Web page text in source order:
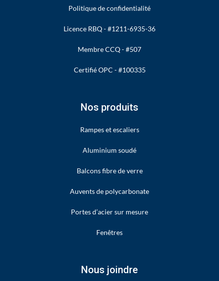
Politique de confidentialité
Licence RBQ - #1211-6935-36
Membre CCQ - #507
Certifié OPC - #100335
Nos produits
Rampes et escaliers
Aluminium soudé
Balcons fibre de verre
Auvents de polycarbonate
Portes d’acier sur mesure
Fenêtres
Nous joindre